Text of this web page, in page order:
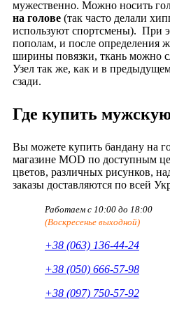
мужественно. Можно носить
на голове (так часто делали
используют спортсмены). При
пополам, и после определения
ширины повязки, ткань можно
Узел так же, как и в предыдущем
сзади.
Где купить
Вы можете купить бандану на
магазине MOD по доступным
цветов, различных рисунков,
заказы доставляются по всей
Работаем с 10:00 до 18:00
(Воскресенье выходной)
+38 (063) 136-44-24
+38 (050) 666-57-98
+38 (097) 750-57-92